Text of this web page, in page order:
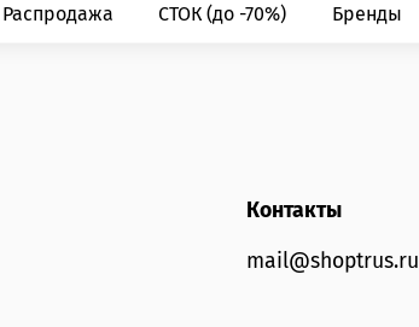
Распродажа СТОК (до -70%) Бренды
Контакты
mail@shoptrus.ru